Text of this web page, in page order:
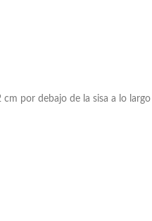
por debajo de la sisa a lo largo